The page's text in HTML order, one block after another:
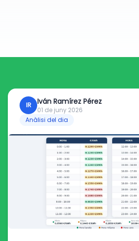
IR Iván Ramírez Pérez
01 de juny 2026
Anàlisi del dia